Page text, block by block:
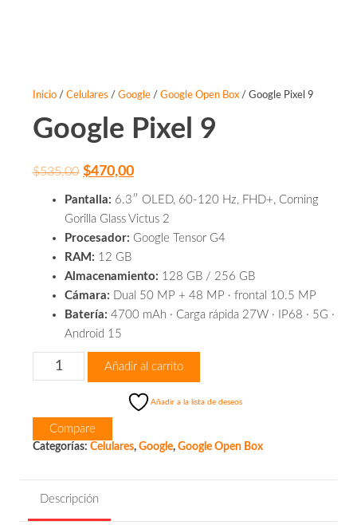
Inicio/ Celulares / Google/ Google Open Box/ Google Pixel 9
Google Pixel 9
$535,00 Original
price
was:
$535,00.
$470,00Current
price
is:
$470,00.
Pantalla: 6.3″ OLED, 60-120 Hz, FHD+, Corning
Gorilla Glass Victus 2
Procesador: Google Tensor G4
RAM: 12 GB
Almacenamiento: 128 GB / 256 GB
Cámara: Dual 50 MP + 48 MP · frontal 10.5 MP
Batería: 4700 mAh · Carga rápida 27W · IP68 · 5G ·
Android 15
Google
Pixel
cantidad
Añadir al carrito
Añadir a la lista de deseos
Compare
Categorías: Celulares, Google, Google Open Box
Descripción